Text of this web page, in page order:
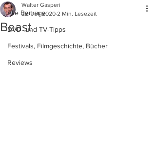
Alle Beiträge
DVD- und TV-Tipps
Festivals, Filmgeschichte, Bücher
Reviews
Beast
Walter Gasperi
22. Juli 2020 2 Min. Lesezeit